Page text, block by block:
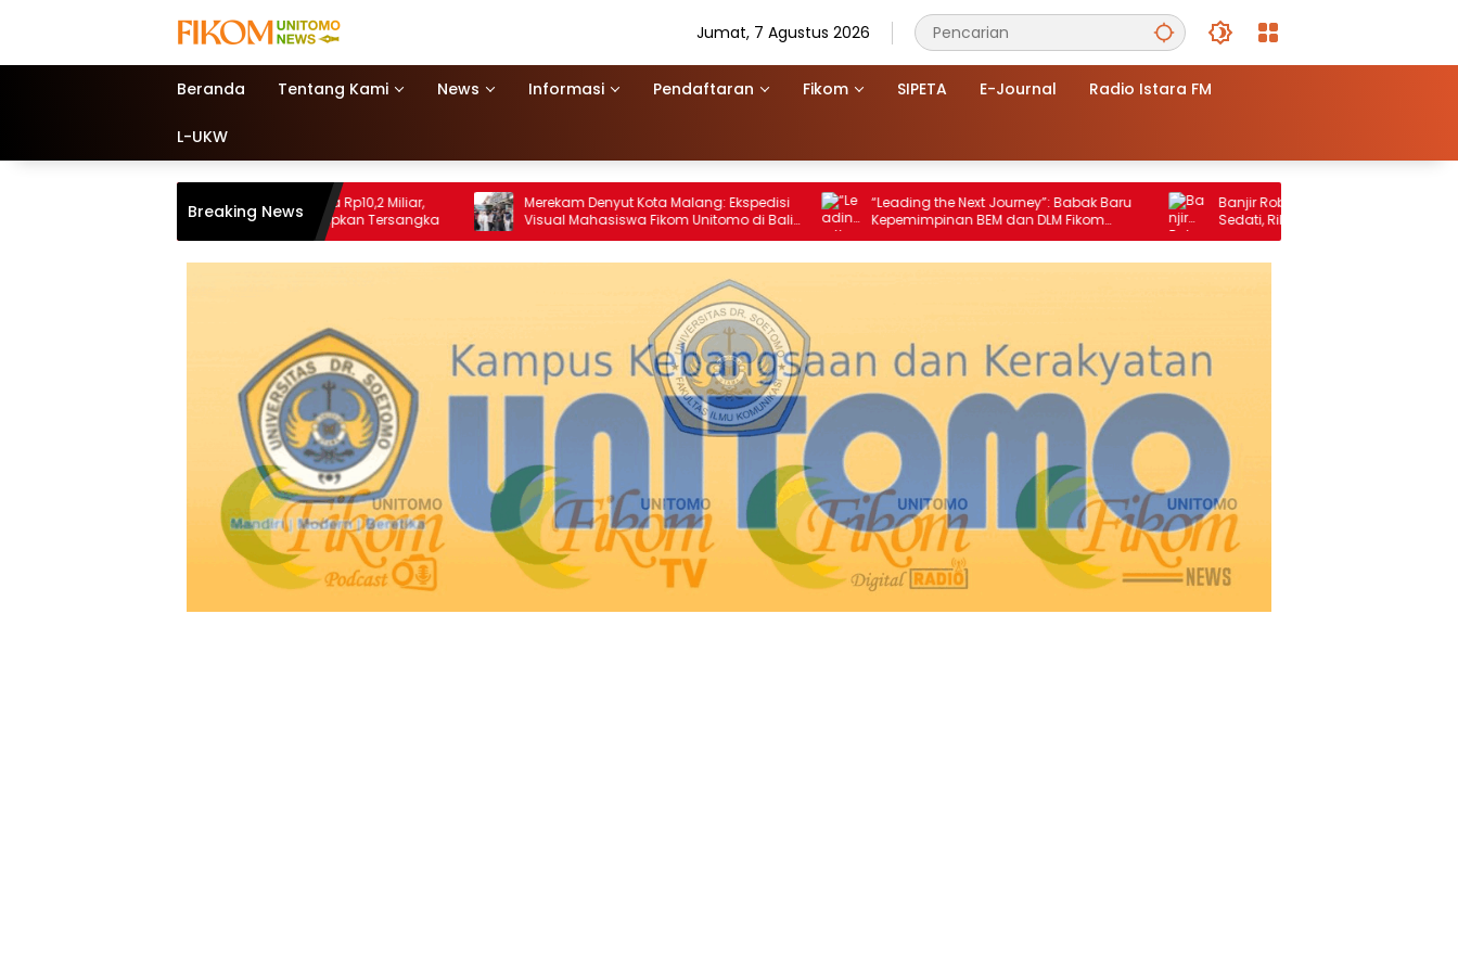
Jumat, 7 Agustus 2026
Beranda Tentang Kami News Informasi Pendaftaran Fikom SIPETA E-Journal Radio Istara FM
L-UKW
Breaking News
Tilap Dana Pakan Satwa Rp10,2 Miliar,
Mantan Dirut KBS Ditetapkan Tersangka
Merekam Denyut Kota Malang: Ekspedisi
Visual Mahasiswa Fikom Unitomo di Balik
Lensa
“Leading the Next Journey”: Babak Baru
Kepemimpinan BEM dan DLM Fikom
Dimulai
Banjir Rob Kembali Rendam Pesisir
Sedati, Ribuan Hektar Tambak Rusak